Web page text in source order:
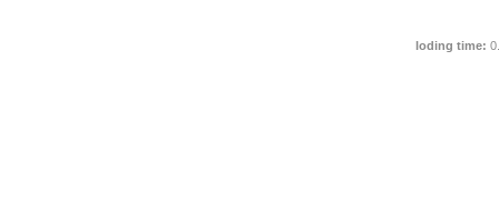
loding time: